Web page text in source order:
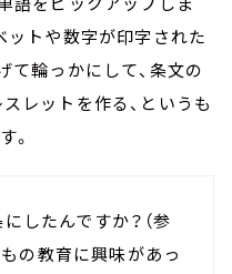
ットや数字が印字された
て輪っかにして、条文の
レットを作る、というも
。
にしたんですか？（参
の教育に興味があっ